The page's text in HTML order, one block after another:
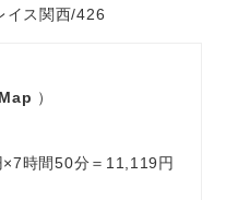
イス関西/426
）
時間50分＝11,119円